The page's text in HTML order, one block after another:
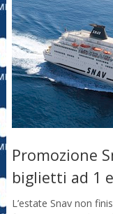
Promozione
biglietti ad 1
L’estate Snav non